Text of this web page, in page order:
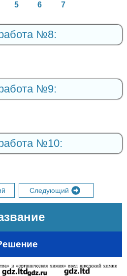
5 6 7
№8:
№9:
№10:
Следующий